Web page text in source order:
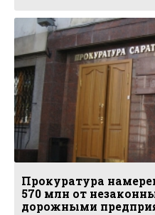
Прокуратура
570 млн от
дорожными